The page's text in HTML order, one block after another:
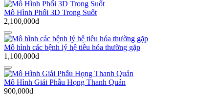
Mô Hình Phổi 3D Trong Suốt
2,100,000đ
Mô hình các bệnh lý hệ tiêu hóa thường gặp
1,100,000đ
Mô Hình Giải Phẫu Họng Thanh Quản
900,000đ